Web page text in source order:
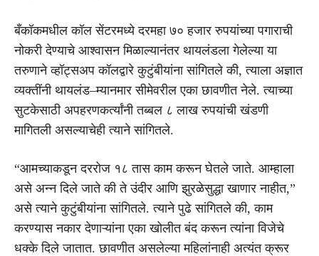
बँकॉकमधील कॉल सेंटरमध्ये दरमहा ७० हजार रुपयांच्या पगाराची
नोकरी देण्याचे आश्वासन मिळाल्यानंतर थायलंडला गेलेल्या या
तरुणाने व्हॉट्सअप कॉलद्वारे कुटुंबीयांना सांगितले की, त्याला अज्ञात
व्यक्तींनी थायलंड–म्यानमार सीमेवरील एका छावणीत नेले. त्याच्या
सुटकेसाठी अपहरणकर्त्यांनी तब्बल ८ लाख रुपयांची खंडणी
मागितली असल्याचेही त्याने सांगितले.
“आमच्याकडून दररोज १८ तास काम करून घेतले जाते. आम्हाला
असे अन्न दिले जाते की ते उंदीर आणि झुरळेसुद्धा खाणार नाहीत,”
असे त्याने कुटुंबीयांना सांगितले. त्याने पुढे सांगितले की, काम
करण्यास नकार देणाऱ्यांना एका खोलीत बंद करून त्यांना विजेचे
धक्के दिले जातात. छावणीत असलेल्या महिलांनाही अत्यंत क्रूर